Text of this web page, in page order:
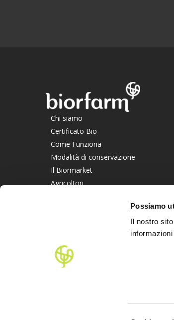
Possiamo
Il nostro
Chi siamo
Certificato Bio
Come Funziona
Modalità di conservazione
Il Biormarket
Agricoltori